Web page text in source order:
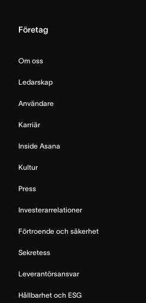
Företag
Om oss
Ledarskap
Användare
Karriär
Inside Asana
Kultur
Press
Investerarrelationer
Förtroende och säkerhet
Sekretess
Leverantörsansvar
Hållbarhet och ESG